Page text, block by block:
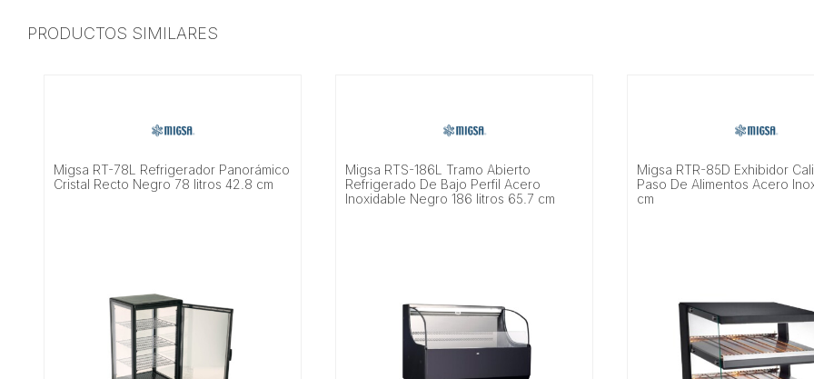
PRODUCTOS SIMILARES
Migsa RT-78L Refrigerador Panorámico
Cristal Recto Negro 78 litros 42.8 cm
Migsa RTS-186L Tramo Abierto
Refrigerado De Bajo Perfil Acero
Inoxidable Negro 186 litros 65.7 cm
Migsa RTR-85D Exhibidor
Paso De Alimentos Acero
cm